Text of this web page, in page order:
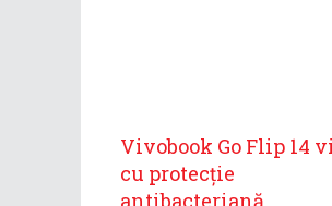
Vivobook Go Flip 14
cu protecție